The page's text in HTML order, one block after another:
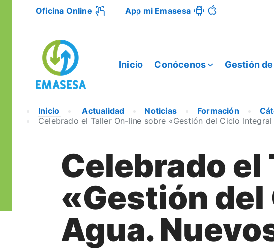
Oficina Online App mi Emasesa
Inicio Conócenos Gestión
Inicio Actualidad Noticias Formación
Celebrado el Taller On-line sobre «Gestión del Ciclo
Celebrado
«Gestión
Agua.